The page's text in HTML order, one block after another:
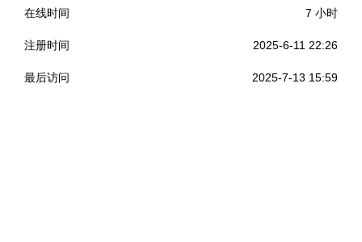
在线时间 7 小时
注册时间 2025-6-11 22:26
最后访问 2025-7-13 15:59